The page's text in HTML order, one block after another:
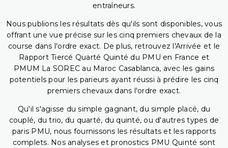
entraîneurs.
Nous publions les résultats dès qu'ils sont disponibles, vous
offrant une vue précise sur les cinq premiers chevaux de la
course dans l'ordre exact. De plus, retrouvez l'Arrivée et le
Rapport Tiercé Quarté Quinté du PMU en France et
PMUM La SOREC au Maroc Casablanca, avec les gains
potentiels pour les parieurs ayant réussi à prédire les cinq
premiers chevaux dans l'ordre exact.
Qu'il s'agisse du simple gagnant, du simple placé, du
couplé, du trio, du quarté, du quinté, ou d'autres types de
paris PMU, nous fournissons les résultats et les rapports
complets. Nos analyses et pronostics PMU Quinté sont